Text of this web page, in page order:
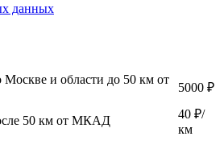
данных
Москве и области до 50 км от
5000 ₽
50 км от МКАД
40 ₽/
км